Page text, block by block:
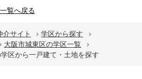
覧へ戻る
介サイト
学区から探す
大阪市城東区の学区一覧
区から一戸建て・土地を探す